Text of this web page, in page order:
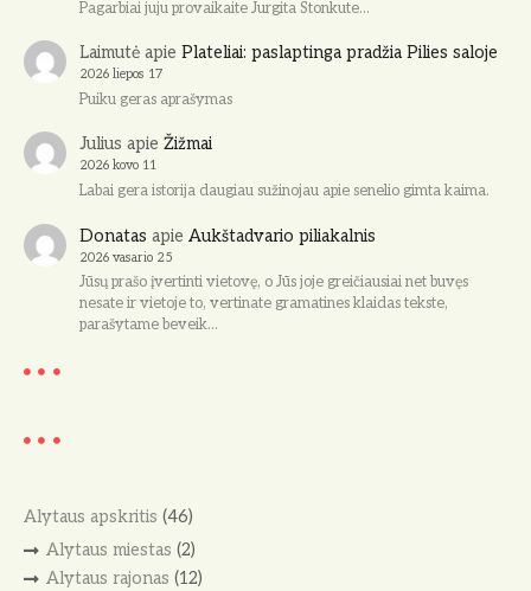
Pagarbiai juju provaikaite Jurgita Stonkute…
Laimutėapie Plateliai: paslaptinga pradžia Pilies saloje
2026 liepos 17
Puiku geras aprašymas
Julius apie Žižmai
2026 kovo 11
Labai gera istorija daugiau sužinojau apie senelio gimta kaima.
Donatas apie Aukštadvario piliakalnis
2026 vasario 25
Jūsų prašo įvertinti vietovę, o Jūs joje greičiausiai net buvęs
nesate ir vietoje to, vertinate gramatines klaidas tekste,
parašytame beveik…
Alytaus apskritis (46)
Alytaus miestas (2)
Alytaus rajonas (12)